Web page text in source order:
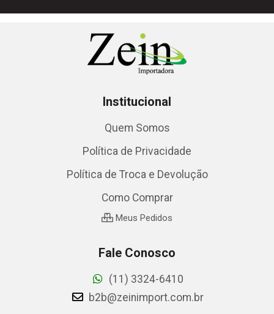
Institucional
Quem Somos
Política de Privacidade
Política de Troca e Devolução
Como Comprar
Meus Pedidos
Fale Conosco
(11) 3324-6410
b2b@zeinimport.com.br